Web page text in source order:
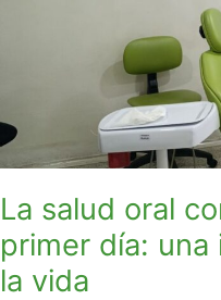
La salud oral
primer día: una
la vida
inversión
para
la
vida